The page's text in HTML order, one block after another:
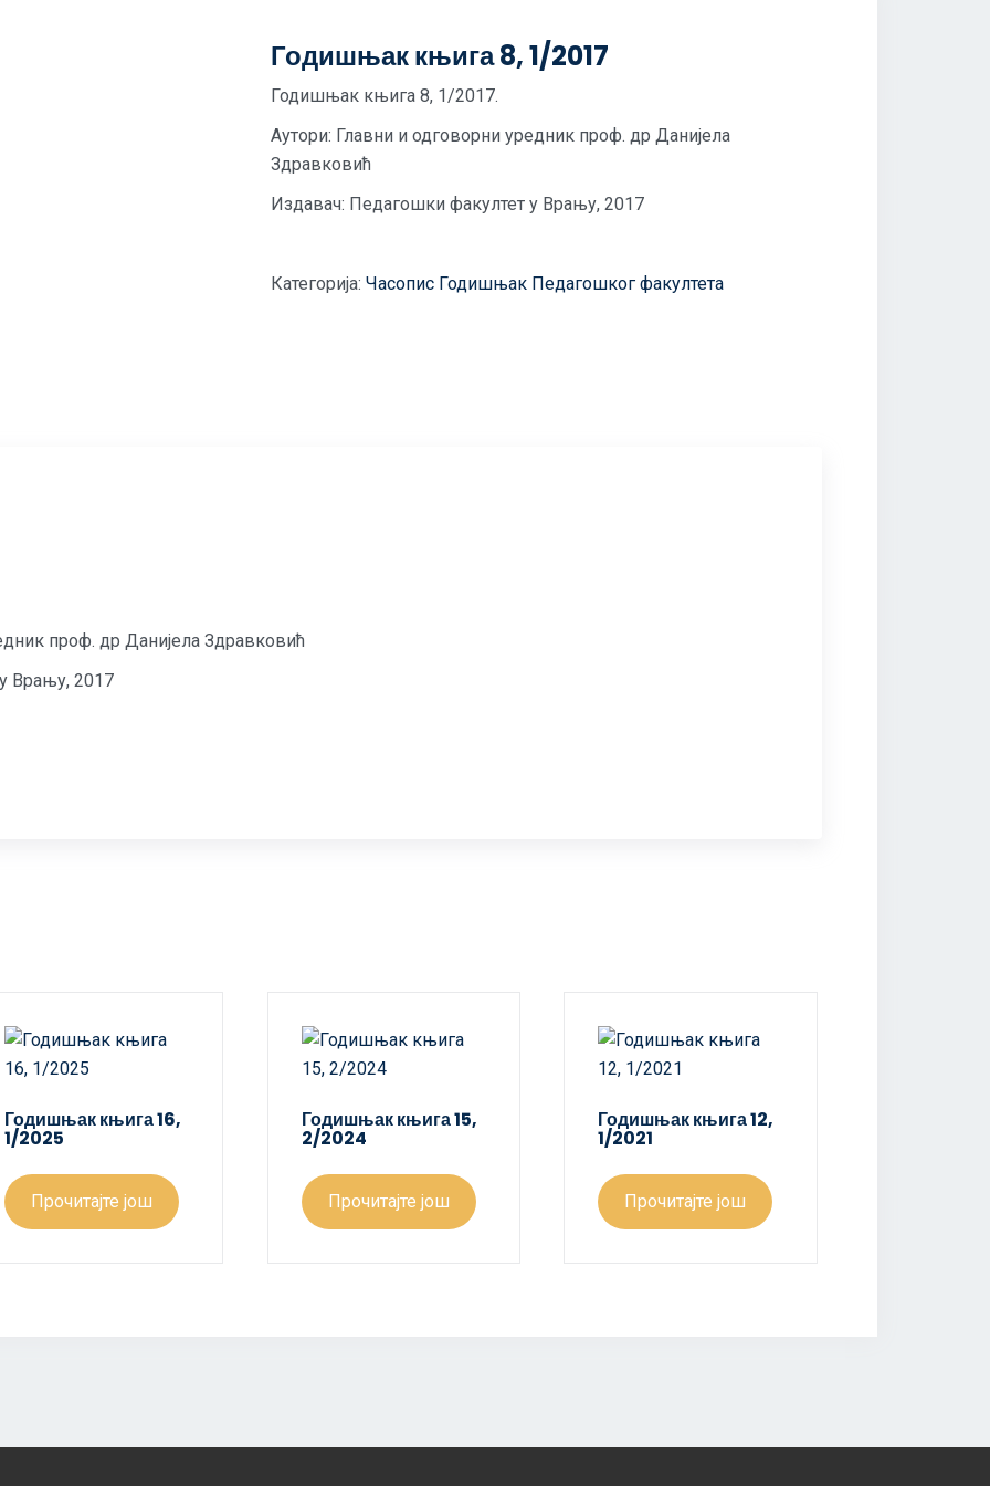
Годишњак књига 8, 1/2017
Годишњак књига 8, 1/2017.
Аутори: Главни и одговорни уредник проф. др Данијела
Здравковић
Издавач: Педагошки факултет у Врању, 2017
Категорија: Часопис Годишњак Педагошког факултета
проф. др Данијела Здравковић
Врању, 2017
Годишњак књига 16,
1/2025
Прочитајте још
Годишњак књига 15,
2/2024
Прочитајте још
Годишњак књига 12,
1/2021
Прочитајте још